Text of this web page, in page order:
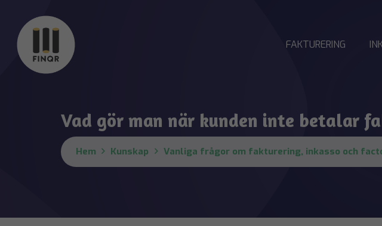
FAKTURERING
Vad gör man när kunden inte betalar
Hem Kunskap Vanliga frågor om fakturering, inkasso och